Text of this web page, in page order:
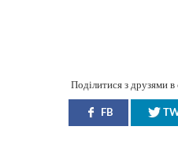
Поділитися з друзями
FB